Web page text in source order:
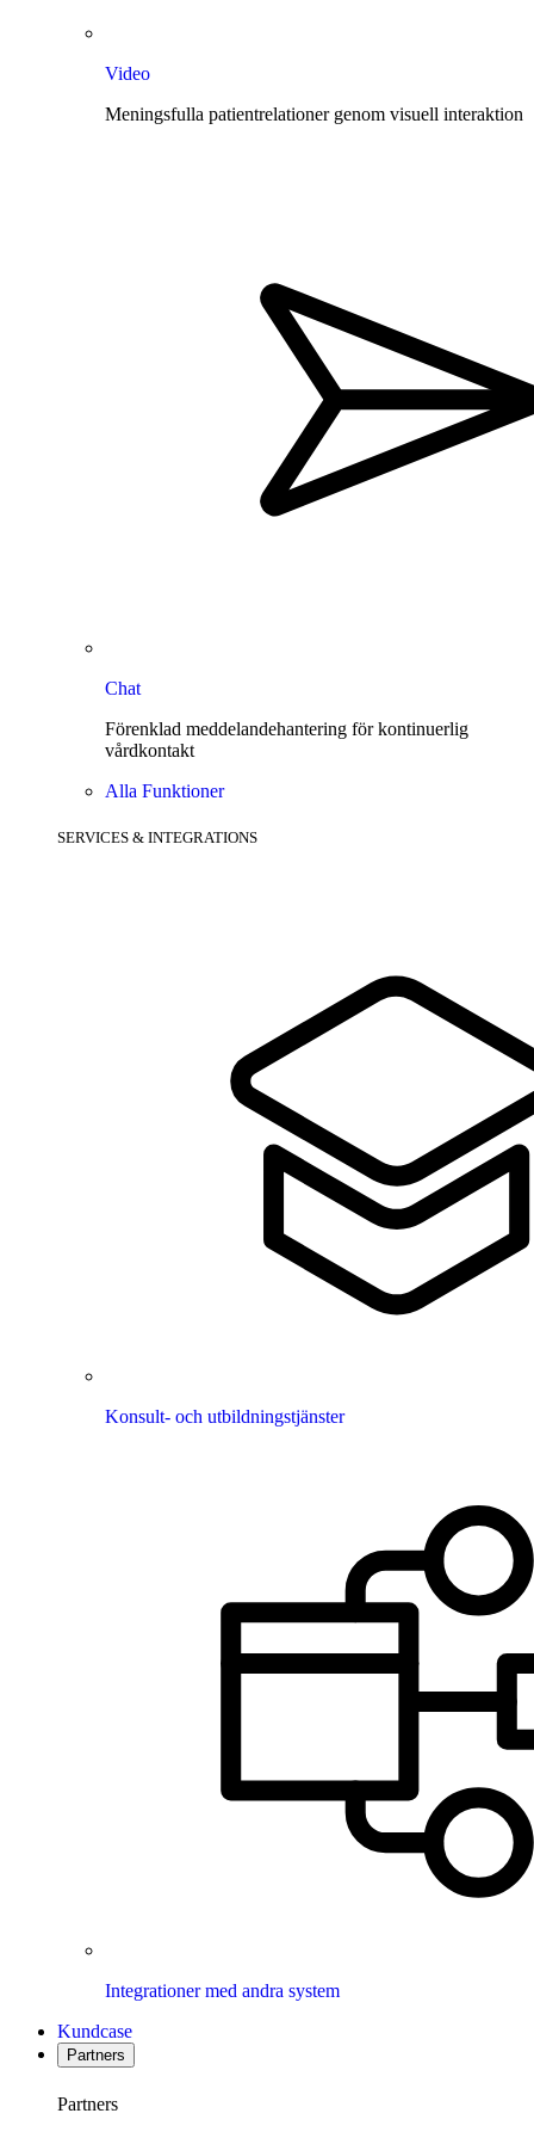
Video
Meningsfulla patientrelationer genom visuell interaktion
Chat
Förenklad meddelandehantering för kontinuerlig
vårdkontakt
Alla Funktioner
SERVICES & INTEGRATIONS
Konsult- och utbildningstjänster
Integrationer med andra system
Kundcase
Partners
Partners